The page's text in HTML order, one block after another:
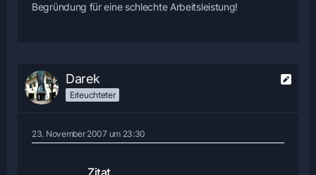
Begründung für eine schlechte Arbeitsleistung!
Darek
Erleuchteter
23. November 2007 um 23:30